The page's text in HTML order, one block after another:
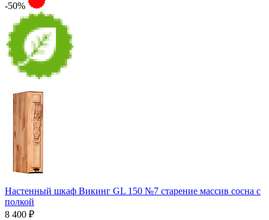
-50%
Настенный шкаф Викинг GL 150 №7 старение массив сосна с
полкой
8 400 ₽